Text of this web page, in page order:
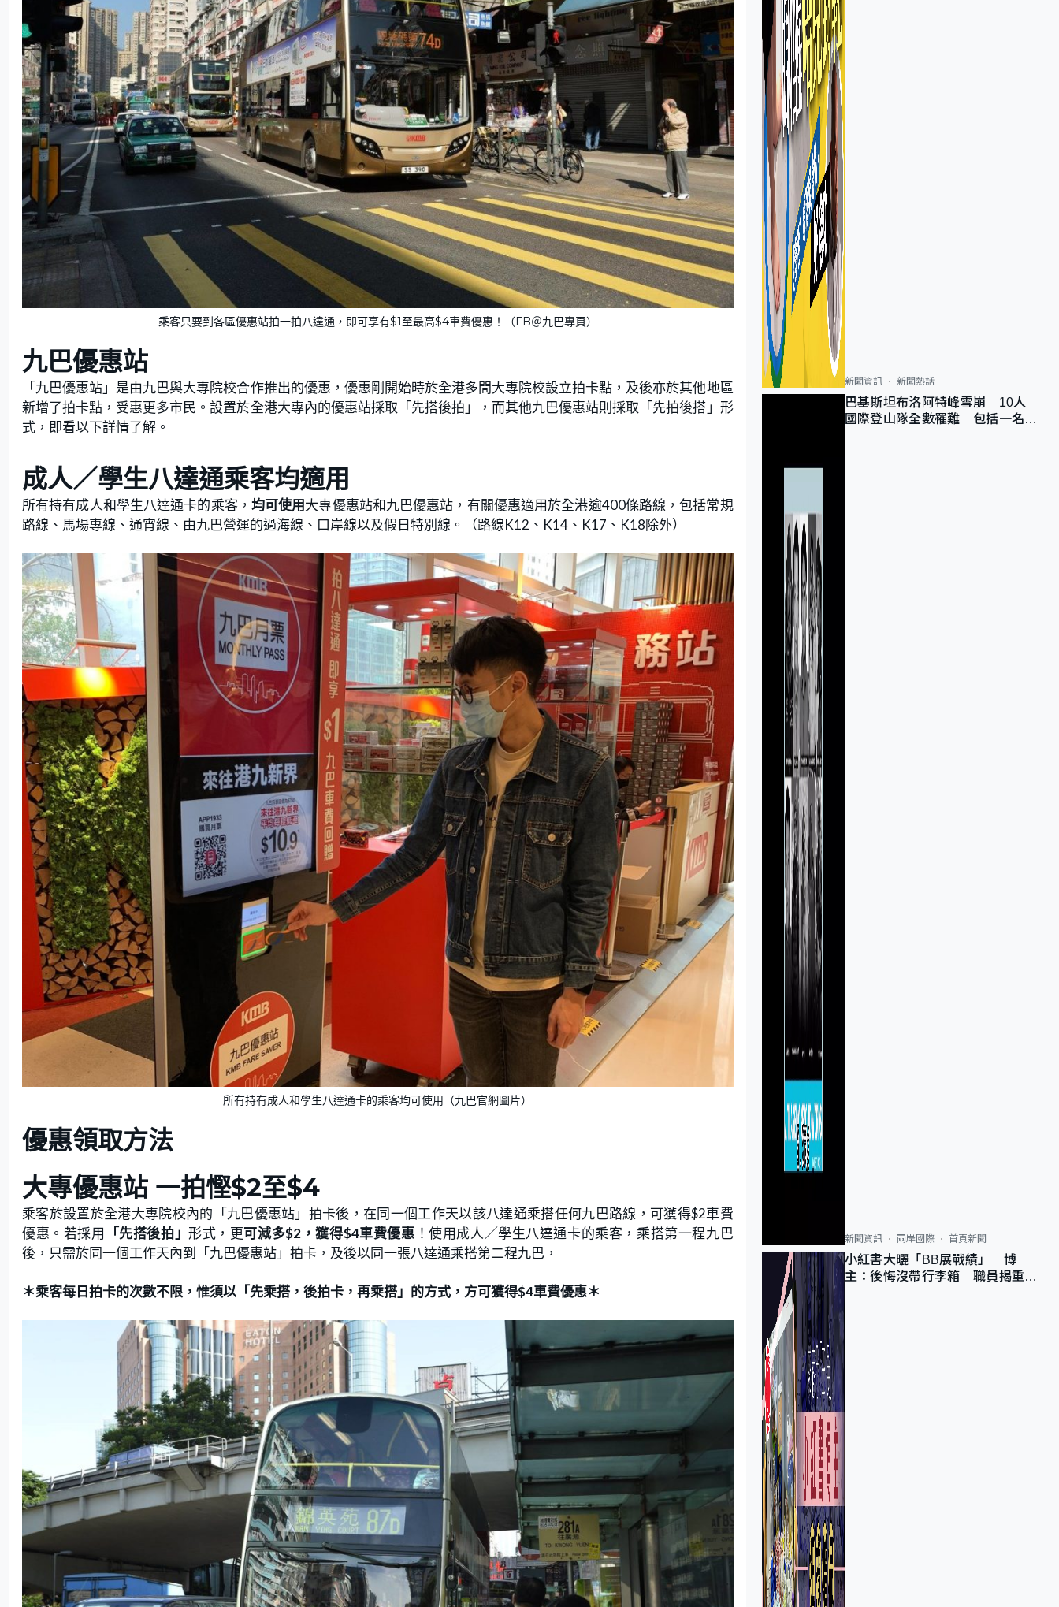
乘客只要到各區優惠站拍一拍八達通，即可享有$1至最高$4車費優惠！（FB＠九巴專頁）
九巴優惠站
「九巴優惠站」是由九巴與大專院校合作推出的優惠，優惠剛開始時於全港多間大專院校設立拍卡點，及後亦於其他地區
新增了拍卡點，受惠更多市民。設置於全港大專內的優惠站採取「先搭後拍」，而其他九巴優惠站則採取「先拍後搭」形
式，即看以下詳情了解。
成人／學生八達通乘客均適用
所有持有成人和學生八達通卡的乘客， 均可使用大專優惠站和九巴優惠站，有關優惠適用於全港逾400條路線，包括常規
路線、馬場專線、通宵線、由九巴營運的過海線、口岸線以及假日特別線。（路線K12、K14、K17、K18除外）
所有持有成人和學生八達通卡的乘客均可使用（九巴官網圖片）
優惠領取方法
大專優惠站 一拍慳$2至$4
乘客於設置於全港大專院校內的「九巴優惠站」拍卡後，在同一個工作天以該八達通乘搭任何九巴路線，可獲得$2車費
優惠。若採用
「先搭後拍」形式，更可減多$2，獲得$4車費優惠 ！使用成人／學生八達通卡的乘客，乘搭第一程九巴
後，只需於同一個工作天內到「九巴優惠站」拍卡，及後以同一張八達通乘搭第二程九巴，
＊乘客每日拍卡的次數不限，惟須以「先乘搭，後拍卡，再乘搭」的方式，方可獲得$4車費優惠＊
新聞資訊 新聞熱話
巴基斯坦布洛阿特峰雪崩 10人
國際登山隊全數罹難 包括一名中
新聞資訊 兩岸國際 首頁新聞
小紅書大曬「BB展戰績」 博
主：後悔沒帶行李箱 職員揭重複